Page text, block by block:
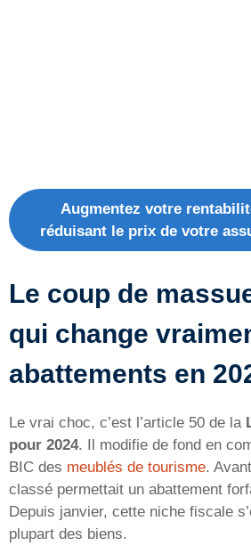
Augmentez votre
réduisant le prix de votre
Le coup de
qui change
abattements en
Le vrai choc, c’est l’article 50 de la
pour 2024. Il modifie de fond en
BIC des meublés de tourisme.
classé permettait un abattement
Depuis janvier, cette niche fiscale
plupart des biens.